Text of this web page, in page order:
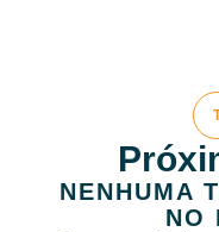
NENHUMA
NO